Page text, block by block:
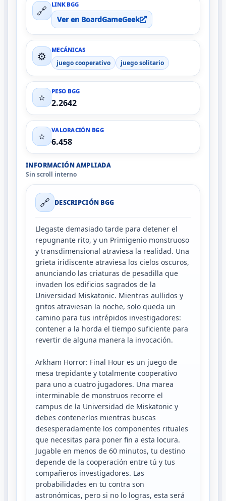
🔗 LINK BGG
Ver en BoardGameGeek
⚙️ MECÁNICAS
juego cooperativo juego solitario
⭐ PESO BGG
2.2642
⭐ VALORACIÓN BGG
6.458
INFORMACIÓN AMPLIADA
Sin scroll interno
🔗 DESCRIPCIÓN BGG
Llegaste demasiado tarde para detener el
repugnante rito, y un Primigenio monstruoso
y transdimensional atraviesa la realidad. Una
grieta iridiscente atraviesa los cielos oscuros,
anunciando las criaturas de pesadilla que
invaden los edificios sagrados de la
Universidad Miskatonic. Mientras aullidos y
gritos atraviesan la noche, solo queda un
camino para tus intrépidos investigadores:
contener a la horda el tiempo suficiente para
revertir de alguna manera la invocación.
Arkham Horror: Final Hour es un juego de
mesa trepidante y totalmente cooperativo
para uno a cuatro jugadores. Una marea
interminable de monstruos recorre el
campus de la Universidad de Miskatonic y
debes contenerlos mientras buscas
desesperadamente los componentes rituales
que necesitas para poner fin a esta locura.
Jugable en menos de 60 minutos, tu destino
depende de la cooperación entre tú y tus
compañeros investigadores. Las
probabilidades en tu contra son
astronómicas, pero si no lo logras, esta será